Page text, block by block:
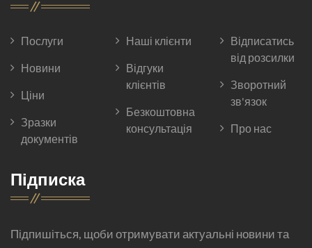
Послуги
Новини
Ціни
Зразки
документів
Наші клієнти
Відгуки
клієнтів
Безкоштовна
консультація
Відписатись
від розсилки
Зворотний
зв'язок
Про нас
Підписка
Підпишіться, щоби отримувати актуальні новини та